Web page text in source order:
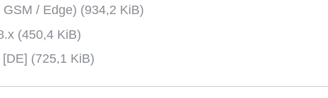
/ Edge) (934,2 KiB)
(450,4 KiB)
(725,1 KiB)